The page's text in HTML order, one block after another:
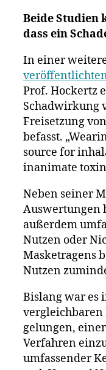
Beide Studien
dass ein
In einer
Prof. Hockertz
Schadwirkung
Freisetzung
befasst.
source for
inanimate
Neben seiner
Auswertungen
außerdem
Nutzen oder
Masketragens
Nutzen
Bislang war es
vergleichbaren
gelungen,
Verfahren
umfassender